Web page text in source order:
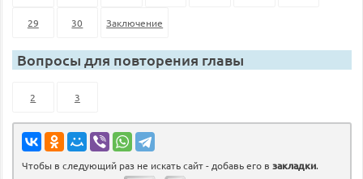
29 30 Заключение
Вопросы для повторения главы
2 3
Чтобы в следующий раз не искать сайт - добавь его в закладки.